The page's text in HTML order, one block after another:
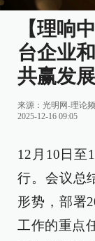
【理响
台企业
共赢发展
来源： 光明网-理论
2025-12-16 09:05
12月10日至
行。会议总
形势，部署
工作的重点